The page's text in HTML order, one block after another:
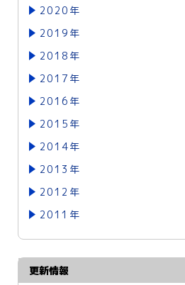
2020年
2019年
2018年
2017年
2016年
2015年
2014年
2013年
2012年
2011年
更新情報